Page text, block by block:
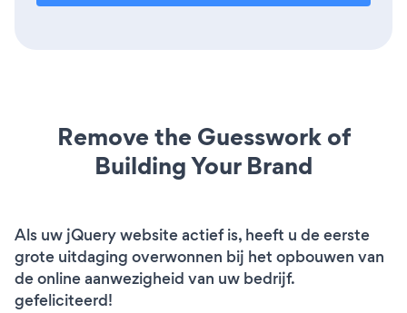
Remove the Guesswork of
Building Your Brand
Als uw jQuery website actief is, heeft u de eerste
grote uitdaging overwonnen bij het opbouwen van
de online aanwezigheid van uw bedrijf.
gefeliciteerd!